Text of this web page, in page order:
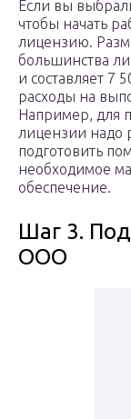
Если вы
чтобы начать
лицензию.
большинства
и составляет 7
расходы на
Например, для
лицензии надо
подготовить
необходимое
обеспечение.
Шаг 3.
ООО